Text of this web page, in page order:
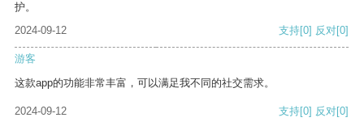
护。
2024-09-12
支持[0] 反对[0]
游客
这款app的功能非常丰富，可以满足我不同的社交需求。
2024-09-12 支持[0] 反对[0]